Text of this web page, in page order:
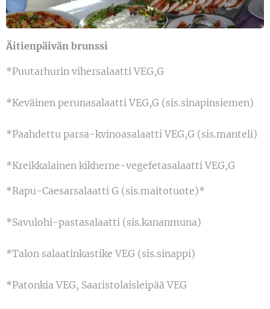
Äitienpäivän brunssi
*Puutarhurin vihersalaatti VEG,G
*Keväinen perunasalaatti VEG,G (sis.sinapinsiemen)
*Paahdettu parsa-kvinoasalaatti VEG,G (sis.manteli)
*Kreikkalainen kikherne-vegefetasalaatti VEG,G
*Rapu-Caesarsalaatti G (sis.maitotuote)*
*Savulohi-pastasalaatti (sis.kananmuna)
*Talon salaatinkastike VEG (sis.sinappi)
*Patonkia VEG, Saaristolaisleipää VEG